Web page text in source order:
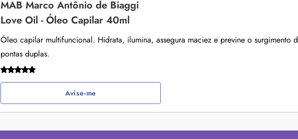
MAB Marco Antônio de Biaggi
Love Oil - Óleo Capilar 40ml
Óleo capilar multifuncional. Hidrata, ilumina, assegura maciez e previne o surgimento
pontas duplas.
Avise-me